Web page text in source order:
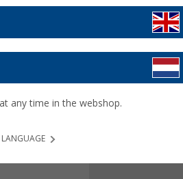
Adviesprijs€ 10,48
€ 7,99
Prijzen incl. BTWplus
Verzeker tot
any time in the webshop.
LANGUAGE